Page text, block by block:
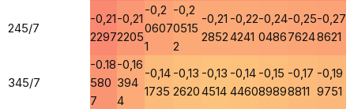
245/7
-0,21
2297
-0,21
2205
-0,2
0607
1
-0,2
0515
2
-0,21
2852
-0,22
4241
-0,24
0486
-0,25
7624
-0,27
8621
345/7
-0.18
580
7
-0,16
394
4
-0,14
1735
-0,13
2620
-0,13
4514
-0,14
4460
-0,15
8989
-0,17
8811
-0,19
9751